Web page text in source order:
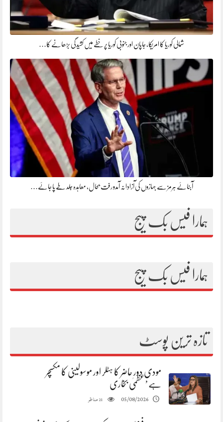
شمالی کوریا کا امریکا، جاپان اور جنوبی کوریا پر خطے میں کشیدگی بڑھانے کا…
آبنائے ہرمز سے جہازوں کی آزادانہ آمدو رفت بحال، معاہدہ جلد طے پا جائے…
ہمارا فیس بک پیج
ہمارا فیس بک پیج
تازہ ترین پوسٹ
مودی دور حاضر کا ہٹلر اور موسولینی کا مکسچر
ہے’عظمیٰ بخاری
05/08/2026
21مناظر